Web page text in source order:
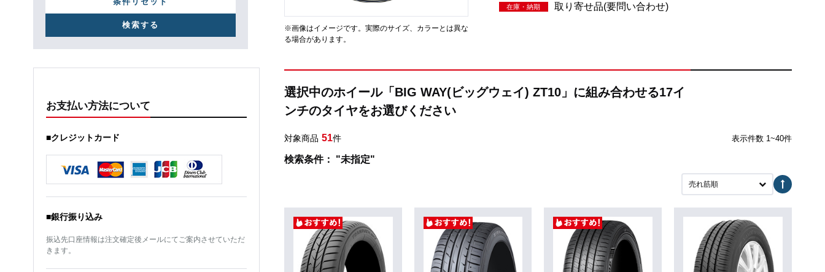
お支払い方法について
■クレジットカード
■銀行振り込み
振込先口座情報は注文確定後メールにてご案内させていただ
きます。
※画像はイメージです。実際のサイズ、カラーとは異な
る場合があります。
在庫・納期 取り寄せ品(要問い合わせ)
選択中のホイール「BIG WAY(ビッグウェイ) ZT10」に組み合わせる17イ
ンチのタイヤをお選びください
対象商品 51件 表示件数 1~40件
検索条件： "未指定"
売れ筋順